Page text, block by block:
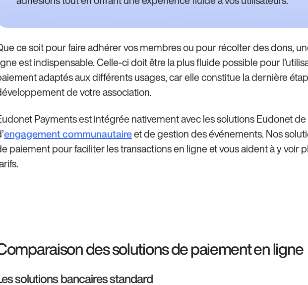
ce soit pour faire adhérer vos membres ou pour récolter des dons,
est indispensable. Celle-ci doit être la plus fluide possible pour
adaptés aux différents usages, car elle constitue la dernière
de votre association.
Payments est intégrée nativement avec les solutions Eudonet de
engagement communautaireet de gestion des événements. Nos
paiement pour faciliter les transactions en ligne et vous aident à y voir
des solutions de paiement en ligne
solutions bancaires standard